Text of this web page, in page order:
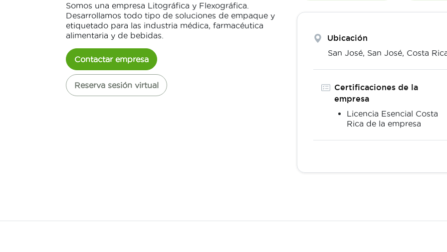
Somos una empresa Litográfica y Flexográfica.
Desarrollamos todo tipo de soluciones de empaque y
etiquetado para las industria médica, farmacéutica
alimentaria y de bebidas.
Contactar empresa
Reserva sesión virtual
Ubicación
San José, San José, Costa
Certificaciones de la
empresa
Licencia Esencial Costa
Rica de la empresa